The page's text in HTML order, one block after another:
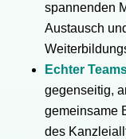
spannenden
Austausch
Echter
gegenseitig,
gemeinsame
des